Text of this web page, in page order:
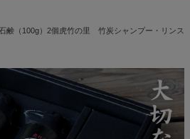
鹸（100g）2個虎竹の里 竹炭シャンプー・リンス